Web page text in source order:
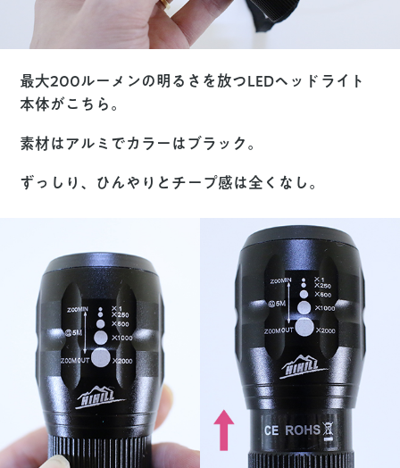
最大200ルーメンの明るさを放つLEDヘッドライト
本体がこちら。
素材はアルミでカラーはブラック。
ずっしり、ひんやりとチープ感は全くなし。